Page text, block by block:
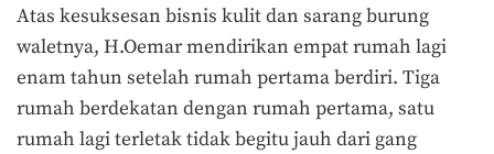
Atas kesuksesan bisnis kulit dan sarang burung
waletnya, H.Oemar mendirikan empat rumah lagi
enam tahun setelah rumah pertama berdiri. Tiga
rumah berdekatan dengan rumah pertama, satu
rumah lagi terletak tidak begitu jauh dari gang